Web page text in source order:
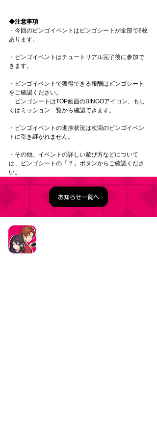
◆注意事項
・今回のビンゴイベントはビンゴシートが全部で8枚
あります。
・ビンゴイベントはチュートリアル完了後に参加で
きます。
・ビンゴイベントで獲得できる報酬はビンゴシート
をご確認ください。
ビンゴシートはTOP画面のBINGOアイコン、もし
くはミッション一覧から確認できます。
・ビンゴイベントの進捗状況は次回のビンゴイベン
トに引き継がれません。
・その他、イベントの詳しい遊び方などについて
は、ビンゴシートの「？」ボタンからご確認くださ
い。
お知らせ一覧へ